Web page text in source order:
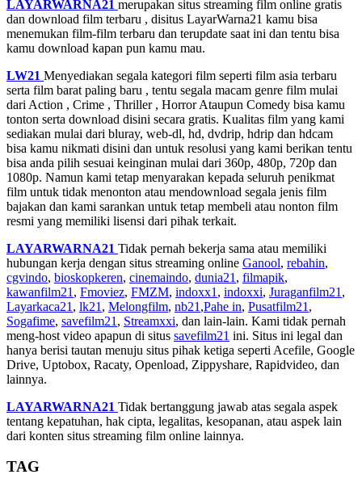
LAYARWARNA21 merupakan situs streaming film online gratis
dan download film terbaru , disitus LayarWarna21 kamu bisa
menemukan film-film terbaru dan terupdate saat ini dan tentu bisa
kamu download kapan pun kamu mau.
LW21 Menyediakan segala kategori film seperti film asia terbaru
serta film barat paling baru , tentu segala macam genre film mulai
dari Action , Crime , Thriller , Horror Ataupun Comedy bisa kamu
tonton serta download disini secara gratis. Kualitas film yang kami
sediakan mulai dari bluray, web-dl, hd, dvdrip, hdrip dan hdcam
bisa kamu nikmati disini dan untuk resolusi yang kami berikan tentu
bisa anda pilih sesuai keinginan mulai dari 360p, 480p, 720p dan
1080p. Namun kami tetap menyarakan kepada seluruh penikmat
film untuk tidak menonton atau mendownload segala jenis film
bajakan dan kami sarankan untuk tetap membeli atau nonton film
resmi yang memiliki lisensi dari pihak terkait.
LAYARWARNA21 Tidak pernah bekerja sama atau memiliki
hubungan kerja dengan situs streaming online Ganool, rebahin,
cgvindo, bioskopkeren, cinemaindo, dunia21 , filmapik,
kawanfilm21 , Fmoviez, FMZM, indoxx1 , indoxxi, Juraganfilm21 ,
Layarkaca21 , lk21 , Melongfilm, nb21 ,Pahe in, Pusatfilm21 ,
Sogafime, savefilm21 , Streamxxi, dan lain-lain. Kami tidak pernah
meng-host video apapun di situs savefilm21 ini. Situs ini legal dan
hanya berisi tautan menuju situs pihak ketiga seperti Acefile, Google
Drive, Uptobox, Racaty, Openload, Zippyshare, Rapidvideo, dan
lainnya.
LAYARWARNA21 Tidak bertanggung jawab atas segala aspek
tentang kepatuhan, hak cipta, legalitas, kesopanan, atau aspek lain
dari konten situs streaming film online lainnya.
TAG